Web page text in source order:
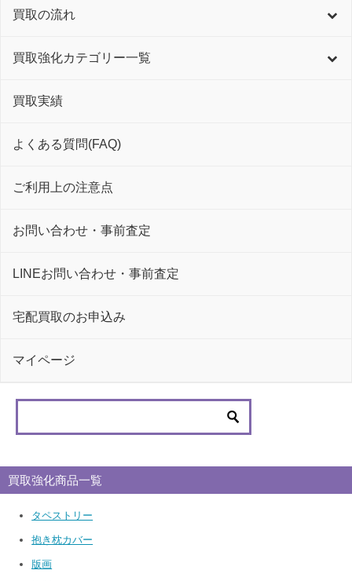
買取の流れ
買取強化カテゴリー一覧
買取実績
よくある質問(FAQ)
ご利用上の注意点
お問い合わせ・事前査定
LINEお問い合わせ・事前査定
宅配買取のお申込み
マイページ
買取強化商品一覧
タペストリー
抱き枕カバー
版画